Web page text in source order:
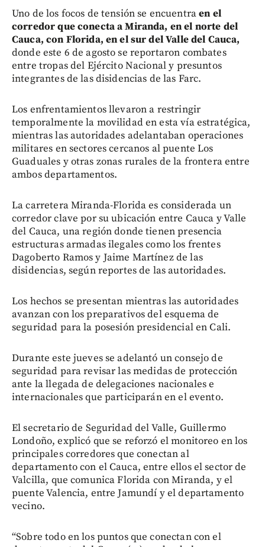
Uno de los focos de tensión se encuentraen el
corredor que conecta a Miranda, en el norte del
Cauca, con Florida, en el sur del Valle del Cauca,
donde este 6 de agosto se reportaron combates
entre tropas del Ejército Nacional y presuntos
integrantes de las disidencias de las Farc.
Los enfrentamientos llevaron a restringir
temporalmente la movilidad en esta vía estratégica,
mientras las autoridades adelantaban operaciones
militares en sectores cercanos al puente Los
Guaduales y otras zonas rurales de la frontera entre
ambos departamentos.
La carretera Miranda-Florida es considerada un
corredor clave por su ubicación entre Cauca y Valle
del Cauca, una región donde tienen presencia
estructuras armadas ilegales como los frentes
Dagoberto Ramos y Jaime Martínez de las
disidencias, según reportes de las autoridades.
Los hechos se presentan mientras las autoridades
avanzan con los preparativos del esquema de
seguridad para la posesión presidencial en Cali.
Durante este jueves se adelantó un consejo de
seguridad para revisar las medidas de protección
ante la llegada de delegaciones nacionales e
internacionales que participarán en el evento.
El secretario de Seguridad del Valle, Guillermo
Londoño, explicó que se reforzó el monitoreo en los
principales corredores que conectan al
departamento con el Cauca, entre ellos el sector de
Valcilla, que comunica Florida con Miranda, y el
puente Valencia, entre Jamundí y el departamento
vecino.
“Sobre todo en los puntos que conectan con el